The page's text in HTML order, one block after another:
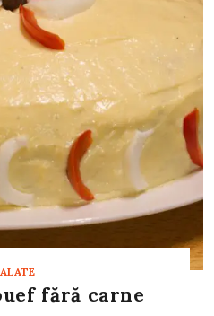
fără carne